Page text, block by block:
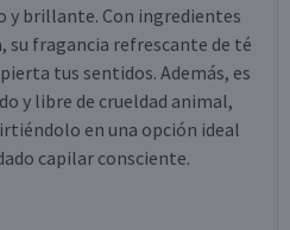
y brillante. Con ingredientes
su fragancia refrescante de té
tus sentidos. Además, es
y libre de crueldad animal,
en una opción ideal
capilar consciente.